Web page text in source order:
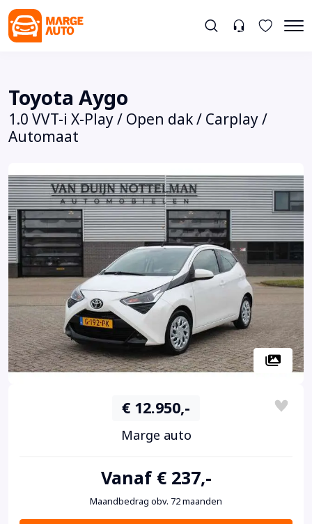
Toyota Aygo
1.0 VVT-i X-Play / Open dak / Carplay /
Automaat
€ 12.950,-
Marge auto
Vanaf € 237,-
Maandbedrag obv. 72 maanden